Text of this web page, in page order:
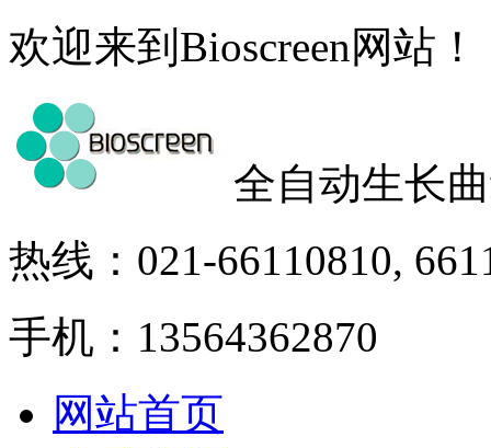
欢迎来到Bioscreen网站！
全自动生长
热线：021-66110810,
手机：13564362870
网站首页